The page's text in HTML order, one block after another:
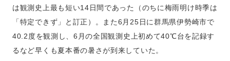
は観測史上最も短い14日間であった（のちに梅雨明け時季は
「特定できず」と訂正）。また6月25日に群馬県伊勢崎市で
40.2度を観測し、6月の全国観測史上初めて40℃台を記録す
るなど早くも夏本番の暑さが到来していた。